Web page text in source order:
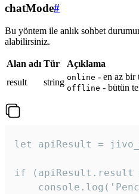
chatMode#
Bu yöntem ile anlık sohbet
alabilirsiniz.
Alan adı Tür
Açıklama
result
string online - en az bir
offline - bütün
let apiResult =
if (apiResult.result